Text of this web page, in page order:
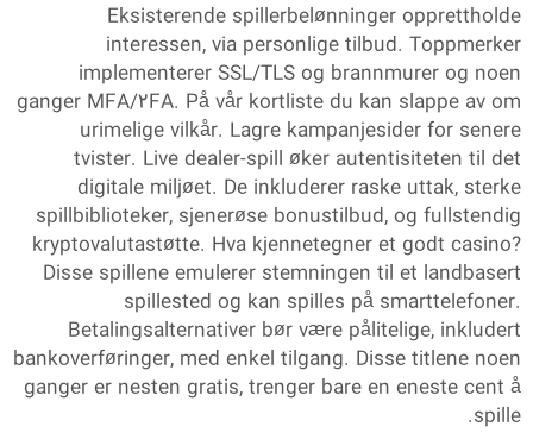
Eksisterende spillerbelønninger opprettholde
interessen, via personlige tilbud. Toppmerker
implementerer SSL/TLS og brannmurer og noen
ganger MFA/2FA. På vår kortliste du kan slappe av om
urimelige vilkår. Lagre kampanjesider for senere
tvister. Live dealer-spill øker autentisiteten til det
digitale miljøet. De inkluderer raske uttak, sterke
spillbiblioteker, sjenerøse bonustilbud, og fullstendig
kryptovalutastøtte. Hva kjennetegner et godt casino?
Disse spillene emulerer stemningen til et landbasert
spillested og kan spilles på smarttelefoner.
Betalingsalternativer bør være pålitelige, inkludert
bankoverføringer, med enkel tilgang. Disse titlene noen
ganger er nesten gratis, trenger bare en eneste cent å
spille.